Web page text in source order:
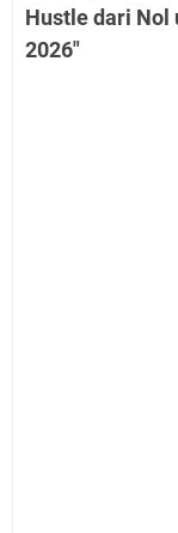
Hustle dari Nol
2026"